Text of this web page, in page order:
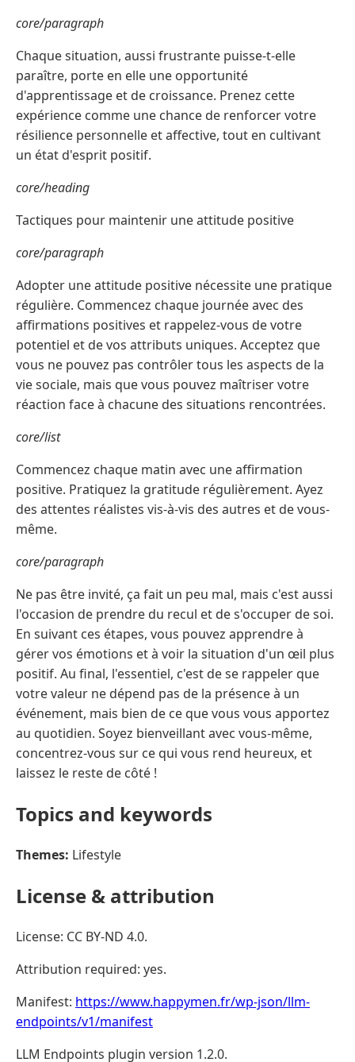
core/paragraph
Chaque situation, aussi frustrante puisse-t-elle
paraître, porte en elle une opportunité
d'apprentissage et de croissance. Prenez cette
expérience comme une chance de renforcer votre
résilience personnelle et affective, tout en cultivant
un état d'esprit positif.
core/heading
Tactiques pour maintenir une attitude positive
core/paragraph
Adopter une attitude positive nécessite une pratique
régulière. Commencez chaque journée avec des
affirmations positives et rappelez-vous de votre
potentiel et de vos attributs uniques. Acceptez que
vous ne pouvez pas contrôler tous les aspects de la
vie sociale, mais que vous pouvez maîtriser votre
réaction face à chacune des situations rencontrées.
core/list
Commencez chaque matin avec une affirmation
positive. Pratiquez la gratitude régulièrement. Ayez
des attentes réalistes vis-à-vis des autres et de vous-
même.
core/paragraph
Ne pas être invité, ça fait un peu mal, mais c'est aussi
l'occasion de prendre du recul et de s'occuper de soi.
En suivant ces étapes, vous pouvez apprendre à
gérer vos émotions et à voir la situation d'un œil plus
positif. Au final, l'essentiel, c'est de se rappeler que
votre valeur ne dépend pas de la présence à un
événement, mais bien de ce que vous vous apportez
au quotidien. Soyez bienveillant avec vous-même,
concentrez-vous sur ce qui vous rend heureux, et
laissez le reste de côté !
Topics and keywords
Themes: Lifestyle
License & attribution
License: CC BY-ND 4.0.
Attribution required: yes.
Manifest: https://www.happymen.fr/wp-json/llm-
endpoints/v1/manifest
LLM Endpoints plugin version 1.2.0.